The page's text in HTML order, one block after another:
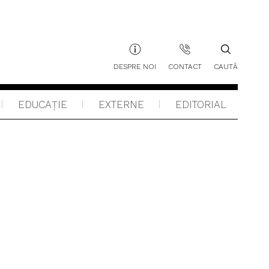
DESPRE NOI CONTACT CAUTĂ
EDUCAŢIE EXTERNE EDITORIAL